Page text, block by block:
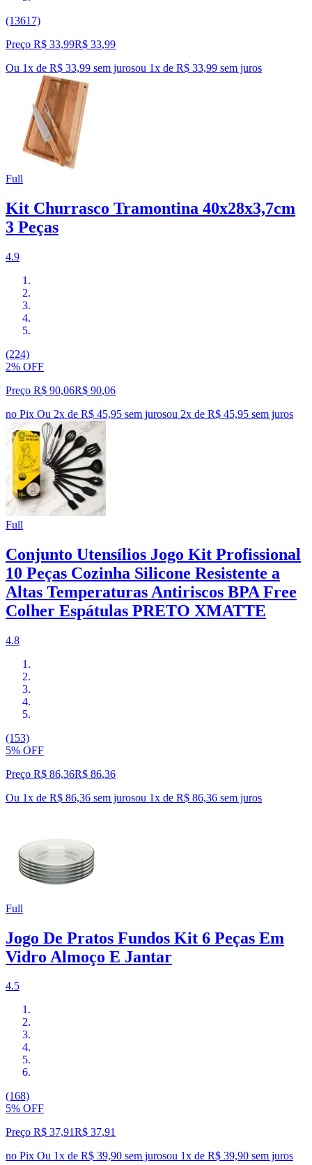
(13617)
Preço R$ 33,99R$ 33,99
Ou 1x de R$ 33,99 sem jurosou 1x de R$ 33,99 sem juros
Full
Kit Churrasco Tramontina 40x28x3,7cm
3 Peças
4.9
(224)
2% OFF
Preço R$ 90,06R$ 90,06
no Pix Ou 2x de R$ 45,95 sem jurosou 2x de R$ 45,95 sem juros
Full
Conjunto Utensílios Jogo Kit Profissional
10 Peças Cozinha Silicone Resistente a
Altas Temperaturas Antiriscos BPA Free
Colher Espátulas PRETO XMATTE
4.8
(153)
5% OFF
Preço R$ 86,36R$ 86,36
Ou 1x de R$ 86,36 sem jurosou 1x de R$ 86,36 sem juros
Full
Jogo De Pratos Fundos Kit 6 Peças Em
Vidro Almoço E Jantar
4.5
(168)
5% OFF
Preço R$ 37,91R$ 37,91
no Pix Ou 1x de R$ 39,90 sem jurosou 1x de R$ 39,90 sem juros